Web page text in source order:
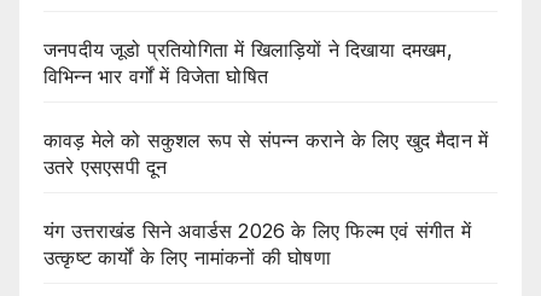
जनपदीय जूडो प्रतियोगिता में खिलाड़ियों ने दिखाया दमखम,
विभिन्न भार वर्गों में विजेता घोषित
कावड़ मेले को सकुशल रूप से संपन्न कराने के लिए खुद मैदान में
उतरे एसएसपी दून
यंग उत्तराखंड सिने अवार्डस 2026 के लिए फिल्म एवं संगीत में
उत्कृष्ट कार्यों के लिए नामांकनों की घोषणा